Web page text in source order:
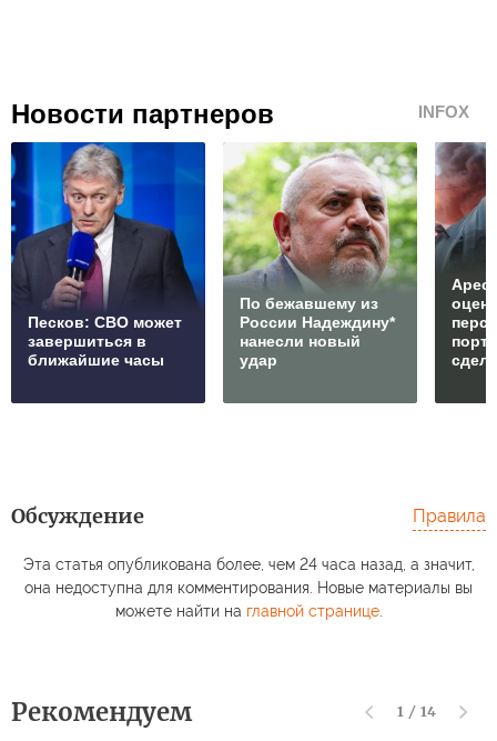
Новости партнеров INFOX
Песков: СВО может
завершиться в
ближайшие часы
По бежавшему из
России Надеждину*
нанесли новый
удар
Обсуждение Правила
Эта статья опубликована более, чем 24 часа назад, а значит,
она недоступна для комментирования. Новые материалы вы
можете найти на главной странице.
Рекомендуем 1 / 14